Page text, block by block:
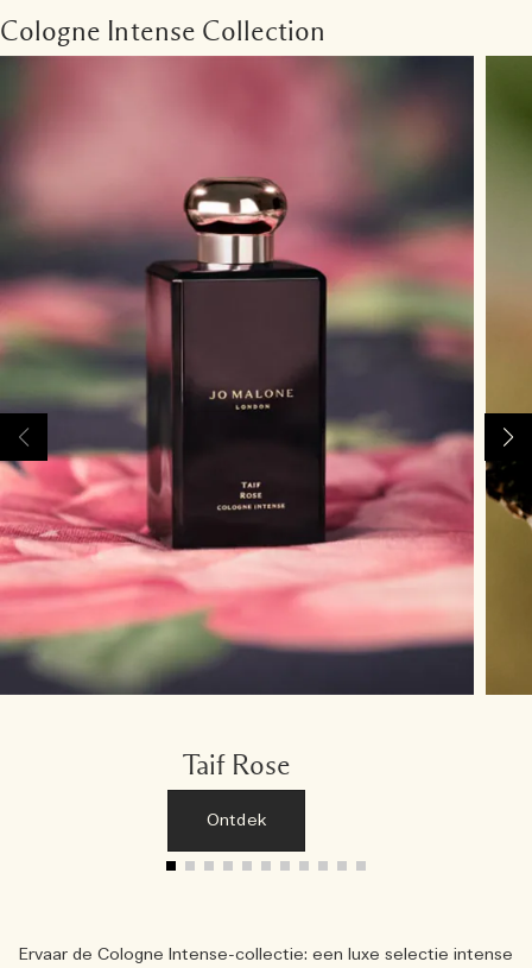
Cologne Intense Collection
Taif Rose
Ontdek
Ervaar de Cologne Intense-collectie: een luxe selectie intense